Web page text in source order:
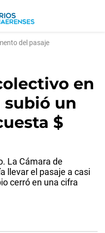
del pasaje
en
subió un
$
La Cámara de
llevar el pasaje a casi
cerró en una cifra